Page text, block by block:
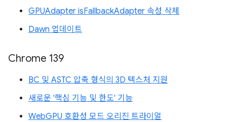
GPUAdapter isFallbackAdapter 속성 삭제
Dawn 업데이트
Chrome 139
BC 및 ASTC 압축 형식의 3D 텍스처 지원
새로운 '핵심 기능 및 한도' 기능
WebGPU 호환성 모드 오리진 트라이얼